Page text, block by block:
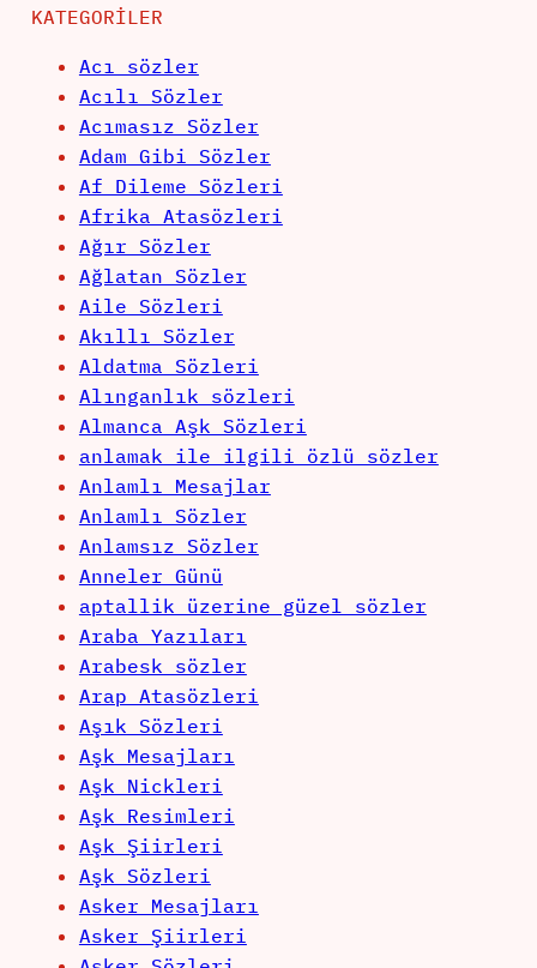
KATEGORILER
Acı sözler
Acılı Sözler
Acımasız Sözler
Adam Gibi Sözler
Af Dileme Sözleri
Afrika Atasözleri
Ağır Sözler
Ağlatan Sözler
Aile Sözleri
Akıllı Sözler
Aldatma Sözleri
Alınganlık sözleri
Almanca Aşk Sözleri
anlamak ile ilgili özlü sözler
Anlamlı Mesajlar
Anlamlı Sözler
Anlamsız Sözler
Anneler Günü
aptallik üzerine güzel sözler
Araba Yazıları
Arabesk sözler
Arap Atasözleri
Aşık Sözleri
Aşk Mesajları
Aşk Nickleri
Aşk Resimleri
Aşk Şiirleri
Aşk Sözleri
Asker Mesajları
Asker Şiirleri